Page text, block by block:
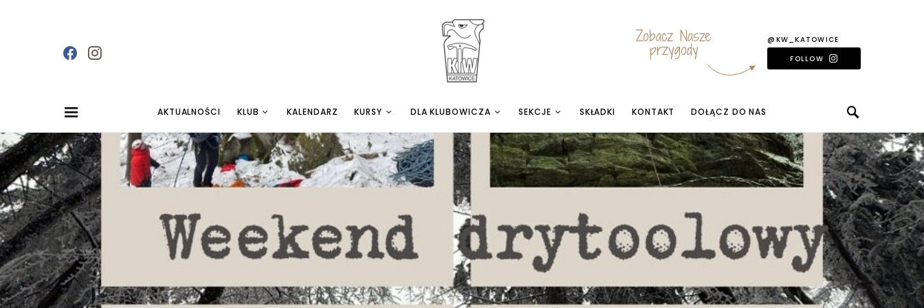
Zobacz Nasze
przygody
@KW_KATOWICE
FOLLOW
AKTUALNOŚCI KLUB KALENDARZ KURSY DLA KLUBOWICZA SEKCJE SKŁADKI KONTAKT DOŁĄCZ DO NAS